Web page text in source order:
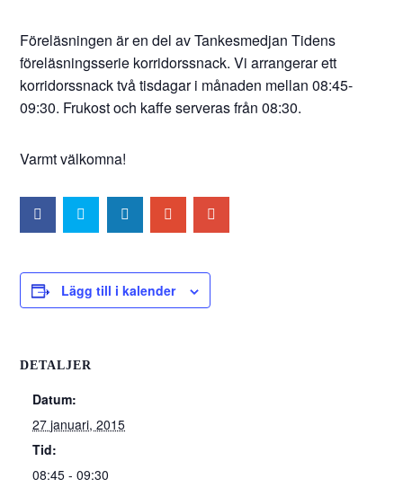
Föreläsningen är en del av Tankesmedjan Tidens
föreläsningsserie korridorssnack. Vi arrangerar ett
korridorssnack två tisdagar i månaden mellan 08:45-
09:30. Frukost och kaffe serveras från 08:30.
Varmt välkomna!
Lägg till i kalender
DETALJER
Datum:
27 januari, 2015
Tid:
08:45 - 09:30